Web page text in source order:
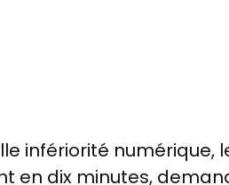
infériorité
en dix minutes,